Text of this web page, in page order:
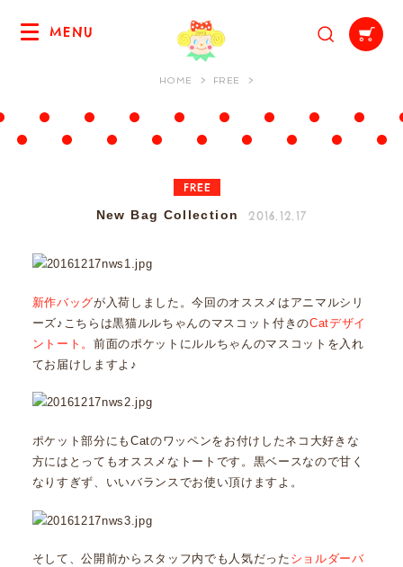
MENU
HOME FREE
FREE
New Bag Collection 2016.12.17
新作バッグが入荷しました。今回のオススメはアニマルシリ
ーズ♪こちらは黒猫ルルちゃんのマスコット付きのCatデザイ
ントート。前面のポケットにルルちゃんのマスコットを入れ
てお届けしますよ♪
ポケット部分にもCatのワッペンをお付けしたネコ大好きな
方にはとってもオススメなトートです。黒ベースなので甘く
なりすぎず、いいバランスでお使い頂けますよ。
そして、公開前からスタッフ内でも人気だった ショルダーバ